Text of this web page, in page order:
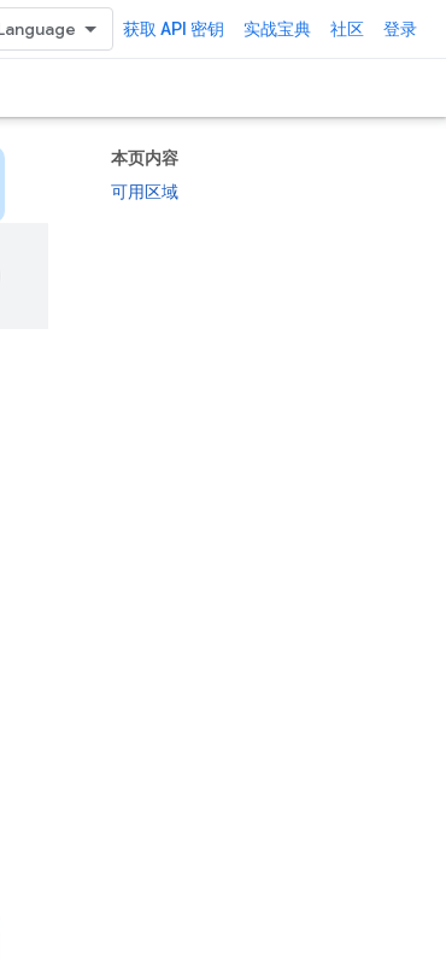
获取 API 密钥 实战宝典 社区 登录
本页内容
可用区域